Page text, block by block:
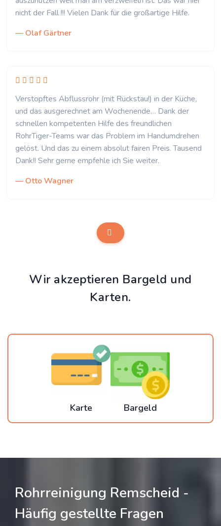
nicht der Fall !!! Vielen Dank für die großartige Hilfe.
— Olaf Gärtner
Verstopftes Abflussrohr (mit Rückstau!) in der Küche,
und das ausgerechnet am Wochenende… Dank der
schnellen kompetenten Hilfe des freundlichen
RohrTiger-Teams war das Problem im Handumdrehen
gelöst. Und das zu einem absolut fairen Preis. Tausend
Dank!! Sehr gerne empfehle ich Sie weiter.
— Otto Wagner
Wir akzeptieren Bargeld und
Karten.
Karte Bargeld
Rohrreinigung Remscheid -
Häufig gestellte Fragen